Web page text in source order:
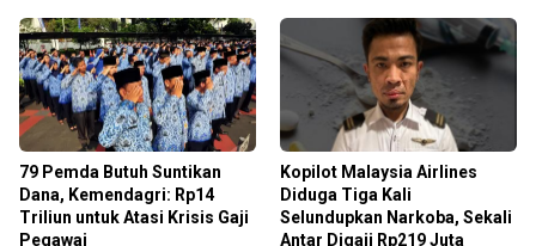
79 Pemda Butuh Suntikan
Dana, Kemendagri: Rp14
Triliun untuk Atasi Krisis Gaji
Pegawai
Kopilot Malaysia Airlines
Diduga Tiga Kali
Selundupkan Narkoba, Sekali
Antar Digaji Rp219 Juta